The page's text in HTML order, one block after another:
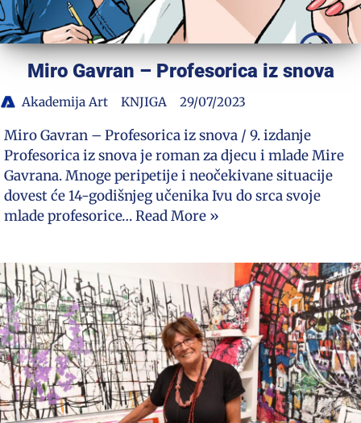
Miro Gavran – Profesorica iz snova
Akademija Art KNJIGA 29/07/2023
Miro Gavran – Profesorica iz snova / 9. izdanje
Profesorica iz snova je roman za djecu i mlade Mire
Gavrana. Mnoge peripetije i neočekivane situacije
dovest će 14-godišnjeg učenika Ivu do srca svoje
mlade profesorice…Read More »